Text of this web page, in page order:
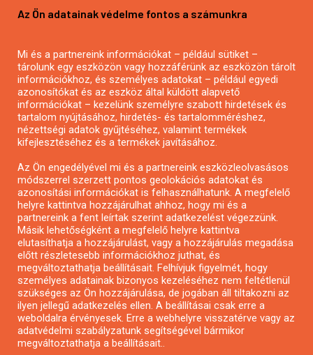
Mezőgazdasági pályázatírás
Pályázatírás civil szervezeteknek
Pályázatírás önkormányzatoknak
Pályázatfigyelés
Specifikus pályázatfigyelés vagy hírlevél
Pályázatok magánszemélyeknek
Pályázatok civil szervezeteknek
Pályázatok vállalkozásoknak
Önkormányzati pályázatok
Mezőgazdasági pályázatok
Falusi turizmus pályázatok
Napelem pályázatok
GINOP pályázatok
Az Ön adatainak védelme fontos a számunkra
Mi és a partnereink információkat – például sütiket –
tárolunk egy eszközön vagy hozzáférünk az eszközön tárolt
információkhoz, és személyes adatokat – például egyedi
azonosítókat és az eszköz által küldött alapvető
információkat – kezelünk személyre szabott hirdetések és
tartalom nyújtásához, hirdetés- és tartalomméréshez,
nézettségi adatok gyűjtéséhez, valamint termékek
kifejlesztéséhez és a termékek javításához.
Az Ön engedélyével mi és a partnereink eszközleolvasásos
módszerrel szerzett pontos geolokációs adatokat és
azonosítási információkat is felhasználhatunk. A megfelelő
helyre kattintva hozzájárulhat ahhoz, hogy mi és a
partnereink a fent leírtak szerint adatkezelést végezzünk.
Másik lehetőségként a megfelelő helyre kattintva
elutasíthatja a hozzájárulást, vagy a hozzájárulás megadása
előtt részletesebb információkhoz juthat, és
megváltoztathatja beállításait. Felhívjuk figyelmét, hogy
személyes adatainak bizonyos kezeléséhez nem feltétlenül
szükséges az Ön hozzájárulása, de jogában áll tiltakozni az
ilyen jellegű adatkezelés ellen. A beállításai csak erre a
weboldalra érvényesek. Erre a webhelyre visszatérve vagy az
adatvédelmi szabályzatunk segítségével bármikor
megváltoztathatja a beállításait..